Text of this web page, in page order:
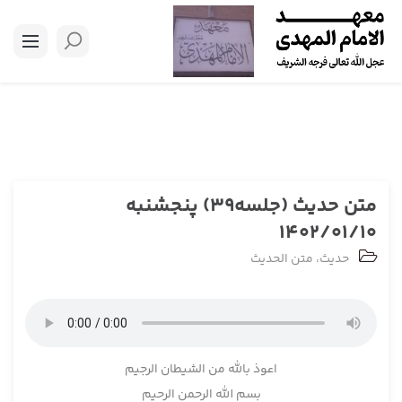
متن حدیث (جلسه39) پنجشنبه
1402/01/10
حدیث، متن الحدیث
اعوذ بالله من الشیطان الرجیم
بسم­ الله الرحمن الرحيم